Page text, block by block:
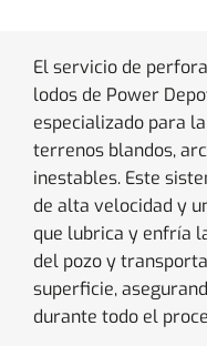
El servicio de
lodos de Power
especializado para
terrenos blandos,
inestables. Este
de alta velocidad y
que lubrica y enfría
del pozo y
superficie,
durante todo el